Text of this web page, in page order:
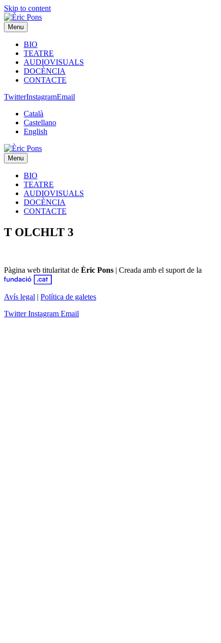
Skip to content
Menu
BIO
TEATRE
AUDIOVISUALS
DOCÈNCIA
CONTACTE
TwitterInstagramEmail
Català
Castellano
English
Menu
BIO
TEATRE
AUDIOVISUALS
DOCÈNCIA
CONTACTE
T OLCHLT 3
Pàgina web titularitat de Èric Pons | Creada amb el suport de la
Avís legal | Política de galetes
Twitter Instagram Email